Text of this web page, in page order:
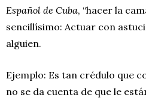
Español de Cuba, “hacer la
sencillísimo: Actuar con
alguien.
Ejemplo: Es tan crédulo que
no se da cuenta de que le